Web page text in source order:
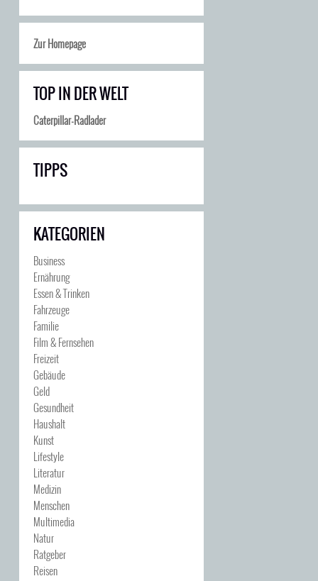
Zur Homepage
TOP IN DER WELT
Caterpillar-Radlader
TIPPS
KATEGORIEN
Business
Ernährung
Essen & Trinken
Fahrzeuge
Familie
Film & Fernsehen
Freizeit
Gebäude
Geld
Gesundheit
Haushalt
Kunst
Lifestyle
Literatur
Medizin
Menschen
Multimedia
Natur
Ratgeber
Reisen